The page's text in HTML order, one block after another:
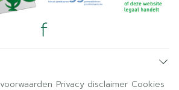
Privacy disclaimer Cookies